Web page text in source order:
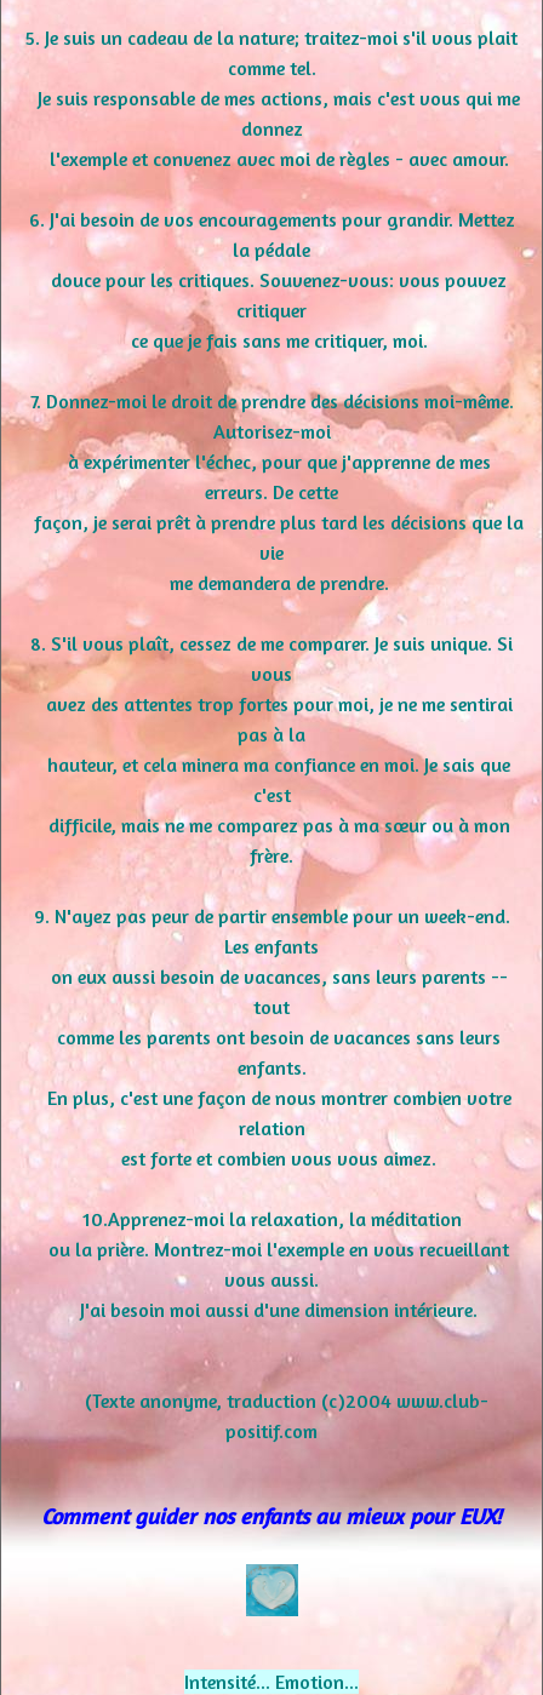
5. Je suis un cadeau de la nature; traitez-moi s'il vous plait
comme tel.
Je suis responsable de mes actions, mais c'est vous qui me
donnez
l'exemple et convenez avec moi de règles - avec amour.
6. J'ai besoin de vos encouragements pour grandir. Mettez
la pédale
douce pour les critiques. Souvenez-vous: vous pouvez
critiquer
ce que je fais sans me critiquer, moi.
7. Donnez-moi le droit de prendre des décisions moi-même.
Autorisez-moi
à expérimenter l'échec, pour que j'apprenne de mes
erreurs. De cette
façon, je serai prêt à prendre plus tard les décisions que la
vie
me demandera de prendre.
8. S'il vous plaît, cessez de me comparer. Je suis unique. Si
vous
avez des attentes trop fortes pour moi, je ne me sentirai
pas à la
hauteur, et cela minera ma confiance en moi. Je sais que
c'est
difficile, mais ne me comparez pas à ma sœur ou à mon
frère.
9. N'ayez pas peur de partir ensemble pour un week-end.
Les enfants
on eux aussi besoin de vacances, sans leurs parents --
tout
comme les parents ont besoin de vacances sans leurs
enfants.
En plus, c'est une façon de nous montrer combien votre
relation
est forte et combien vous vous aimez.
10.Apprenez-moi la relaxation, la méditation
ou la prière. Montrez-moi l'exemple en vous recueillant
vous aussi.
J'ai besoin moi aussi d'une dimension intérieure.
(Texte anonyme, traduction (c)2004 www.club-
positif.com
Comment guider nos enfants au mieux pour EUX!
Intensité... Emotion...